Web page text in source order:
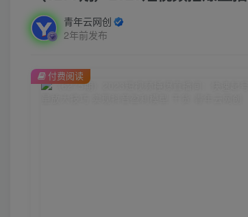
青年云网创
2年前发布
付费阅读